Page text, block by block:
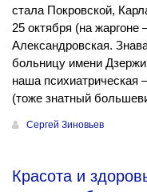
стала Покровской,
25 октября (на жаргоне
Александровская.
больницу имени
наша
(тоже знатный
Сергей Зиновьев
Красота и